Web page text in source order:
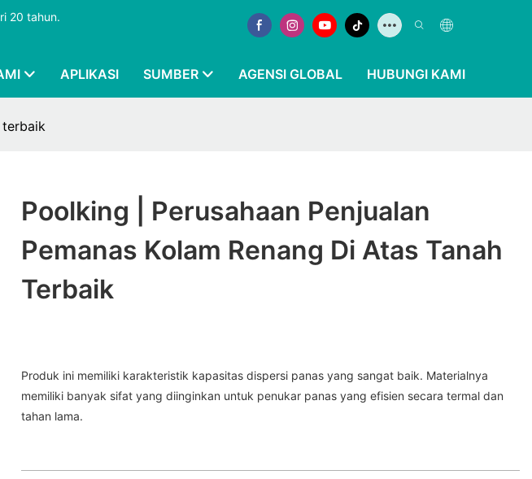
20 tahun.
APLIKASI SUMBER AGENSI GLOBAL HUBUNGI KAMI
terbaik
Poolking | Perusahaan Penjualan
Pemanas Kolam Renang Di Atas Tanah
Terbaik
Produk ini memiliki karakteristik kapasitas dispersi panas yang sangat baik. Materialnya
memiliki banyak sifat yang diinginkan untuk penukar panas yang efisien secara termal dan
tahan lama.